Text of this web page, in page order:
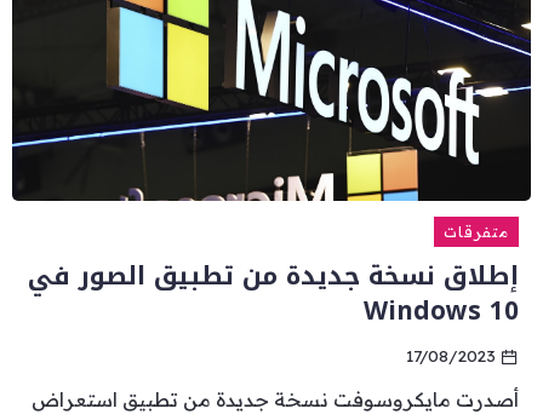
متفرقات
إطلاق نسخة جديدة من تطبيق الصور في
Windows 10
17/08/2023
أصدرت مايكروسوفت نسخة جديدة من تطبيق استعراض